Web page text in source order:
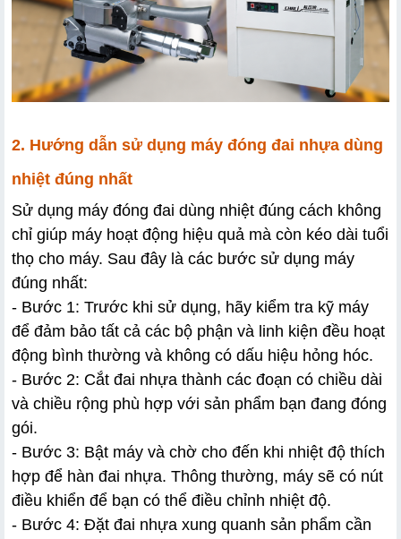
2. Hướng dẫn sử dụng máy đóng đai nhựa dùng
nhiệt đúng nhất
Sử dụng máy đóng đai dùng nhiệt đúng cách không
chỉ giúp máy hoạt động hiệu quả mà còn kéo dài tuổi
thọ cho máy. Sau đây là các bước sử dụng máy
đúng nhất:
- Bước 1: Trước khi sử dụng, hãy kiểm tra kỹ máy
để đảm bảo tất cả các bộ phận và linh kiện đều hoạt
động bình thường và không có dấu hiệu hỏng hóc.
- Bước 2: Cắt đai nhựa thành các đoạn có chiều dài
và chiều rộng phù hợp với sản phẩm bạn đang đóng
gói.
- Bước 3: Bật máy và chờ cho đến khi nhiệt độ thích
hợp để hàn đai nhựa. Thông thường, máy sẽ có nút
điều khiển để bạn có thể điều chỉnh nhiệt độ.
- Bước 4: Đặt đai nhựa xung quanh sản phẩm cần